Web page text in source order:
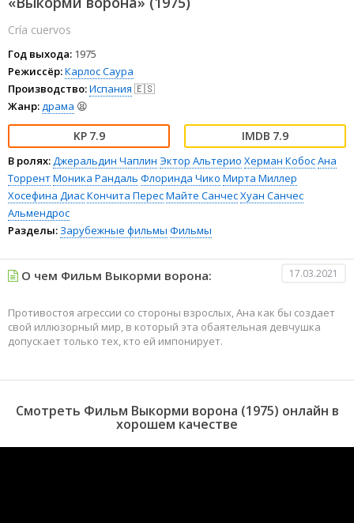
Cría cuervos
Год выхода: 1975
Режиссёр:Карлос Саура
Производство:Испания 🇪🇸
Жанр:драма 😫
7.9 7.9
В ролях:Джеральдин Чаплин Эктор Альтерио Херман КобосАна
ТоррентМоника Рандаль Флоринда Чико Мирта Миллер
Хосефина ДиасКончита ПересМайте СанчесХуан Санчес
Альмендрос
Разделы: Зарубежные фильмы Фильмы
О чем Фильм Выкорми ворона: 17.03.2021
Противостоя агрессии со стороны взрослых, Ана как бы создает
свой иллюзорный мир, в который эта обаятельная девчушка
допускает только тех, кто ей импонирует.
Смотреть Фильм Выкорми ворона (1975) онлайн в
хорошем качестве